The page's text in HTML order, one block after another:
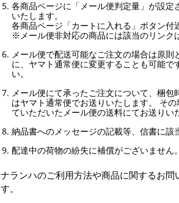
各商品ページに「メール便判定量」が設
いたします。
各商品ページ「カートに入れる」ボタン付
※メール便非対応の商品には該当のリンク
メール便で配送可能なご注文の場合は原
に、ヤマト通常便に変更することも可能
い。
メール便にて承ったご注文について、梱
はヤマト通常便でお送りいたします。 そ
ていただいたメール便の送料にてお送りい
納品書へのメッセージの記載等、信書に該
配達中の荷物の紛失に補償がございません。
ナランハのご利用方法や商品に関するお問
す。